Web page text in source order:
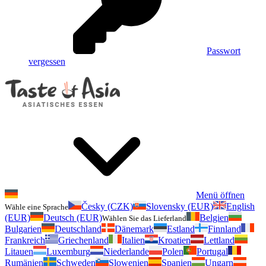
Passwort
vergessen
Menü öffnen
Wähle eine Sprache Česky (CZK) Slovensky (EUR)
English
(EUR)
Deutsch (EUR)Wählen Sie das Lieferland
Belgien
Bulgarien
Deutschland Dänemark Estland
Finnland
Frankreich
Griechenland Italien Kroatien
Lettland
Litauen
Luxemburg Niederlande Polen
Portugal
Rumänien
Schweden Slowenien Spanien Ungarn